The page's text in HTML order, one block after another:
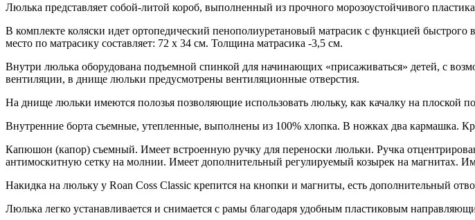
Люлька представляет собой-литой короб, выполненный из прочного морозоустойчивого
В комплекте коляски идет ортопедический пенополиуретановый матрасик с функцией
место по матрасику составляет: 72 х 34 см. Толщина матрасика -3,5 см.
Внутри люлька оборудована подъемной спинкой для начинающих «присаживаться» детей, с
вентиляции, в днище люльки предусмотрены вентиляционные отверстия.
На днище люльки имеются полозья позволяющие использовать люльку, как качалку на плоской
Внутренние борта съемные, утепленные, выполнены из 100% хлопка. В ножках два кармашка.
Капюшон (капор) съемный. Имеет встроенную ручку для переноски люльки. Ручка
антимоскитную сетку на молнии. Имеет дополнительный регулируемый козырек на магнитах.
Накидка на люльку у Roan Coss Classic крепится на кнопки и магниты, есть дополнительный
Люлька легко устанавливается и снимается с рамы благодаря удобным пластиковым